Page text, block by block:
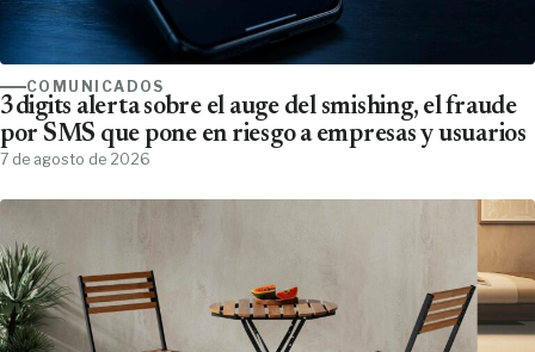
COMUNICADOS
3digits alerta sobre el auge del smishing, el fraude
por SMS que pone en riesgo a empresas y usuarios
7 de agosto de 2026